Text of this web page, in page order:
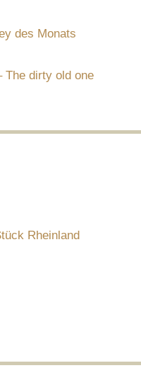
des Monats
The dirty old one
Rheinland